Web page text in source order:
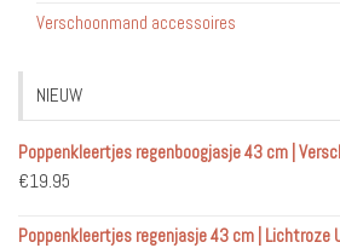
Verschoonmand accessoires
NIEUW
Poppenkleertjes regenboogjasje 43 cm |
€19.95
Poppenkleertjes regenjasje 43 cm | Lichtroze